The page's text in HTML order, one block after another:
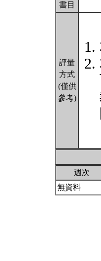
書目
評量
方式
(僅供
參考)
週次
無資料